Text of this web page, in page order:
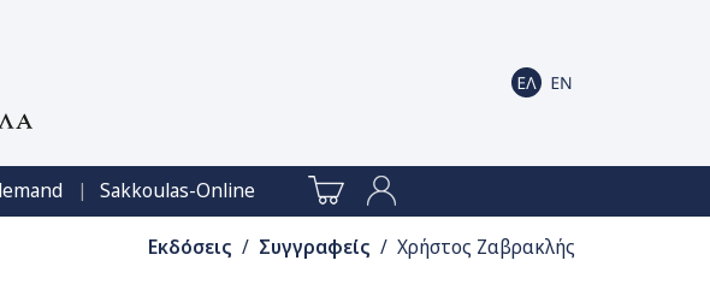
| Sakkoulas-Online
Εκδόσεις / Συγγραφείς / Χρήστος Ζαβρακλής